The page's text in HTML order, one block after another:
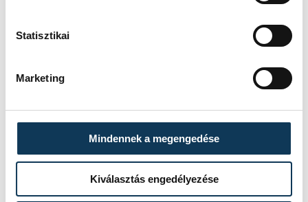
Statisztikai
Marketing
Mindennek a megengedése
Kiválasztás engedélyezése
TOVÁBBI CIKKEK
Betlehem szerint az idő